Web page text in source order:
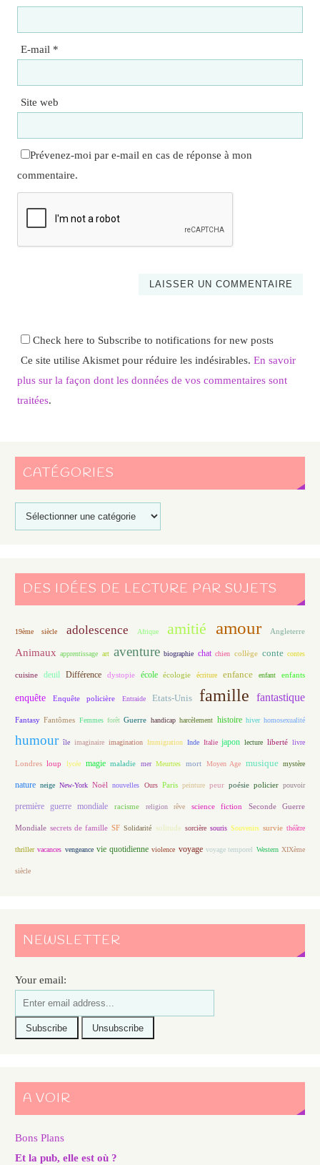
E-mail *
Site web
Prévenez-moi par e-mail en cas de réponse à mon
commentaire.
Check here to Subscribe to notifications for new posts
Ce site utilise Akismet pour réduire les indésirables. En savoir
plus sur la façon dont les données de vos commentaires sont
traitées.
CATÉGORIES
DES IDÉES DE LECTURE PAR SUJETS
19ème siècle adolescence Afrique amitié amour Angleterre
Animaux apprentissage art aventure biographie chat chien collège conte contes
cuisine deuil Différence dystopie école écologie écriture enfance enfant enfants
enquête Enquête policière Entraide Etats-Unis famille fantastique
Fantasy Fantômes Femmes forêt Guerre handicap harcèlement histoire hiver homosexualité
humour île imaginaire imagination Immigration Inde Italie japon lecture liberté livre
Londres loup lycée magie maladie mer Meurtres mort Moyen Age musique mystère
nature neige New-York Noël nouvelles Ours Paris peinture peur poésie policier pouvoir
première guerre mondiale racisme religion rêve science fiction Seconde Guerre
Mondiale secrets de famille SF Solidarité solitude sorcière souris Souvenirs survie théâtre
thriller vacances vengeance vie quotidienne violence voyage voyage temporel Western XIXème
siècle
NEWSLETTER
Your email:
A VOIR
Bons Plans
Et la pub, elle est où ?